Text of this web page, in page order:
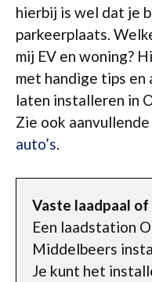
hierbij is wel dat je
parkeerplaats.
mij EV en woning?
met handige tips en
laten installeren in
Zie ook
auto’s.
Vaste laadpaal
Een laadstation
Middelbeers
Je kunt het